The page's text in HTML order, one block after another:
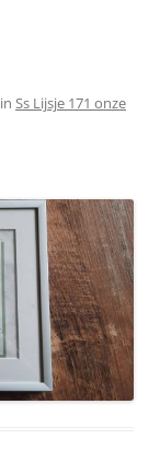
in Ss Lijsje 171 onze